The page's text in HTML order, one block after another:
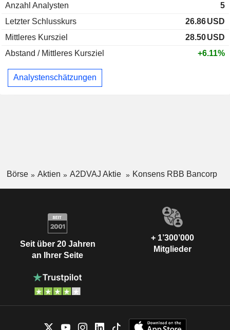
Anzahl Analysten
5
Letzter Schlusskurs
26.86USD
Mittleres Kursziel
28.50USD
Abstand / Mittleres Kursziel
+6.11%
Analystenschätzungen
Börse Aktien A2DVAJ Aktie Konsens RBB Bancorp
Seit über 20 Jahren
an Ihrer Seite
+ 1’300’000
Mitglieder